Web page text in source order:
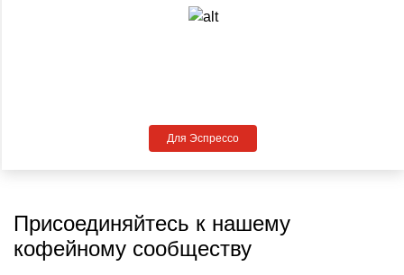
Для Эспрессо
Присоединяйтесь к нашему
кофейному сообществу